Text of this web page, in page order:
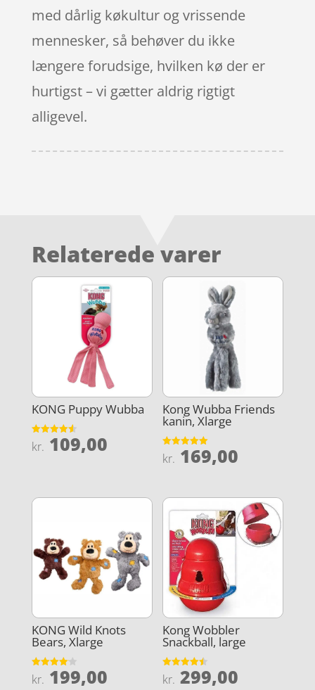
med dårlig køkultur og vrissende
mennesker, så behøver du ikke
længere forudsige, hvilken kø der er
hurtigst – vi gætter aldrig rigtigt
alligevel.
Relaterede varer
KONG Puppy Wubba
Vurderet
4.6
kr. 109,00
Kong Wubba Friends
kanin, Xlarge
Vurderet
5
kr. 169,00
KONG Wild Knots
Bears, Xlarge
Vurderet
4.1
kr. 199,00
Kong Wobbler
Snackball, large
Vurderet
4.5
kr. 299,00